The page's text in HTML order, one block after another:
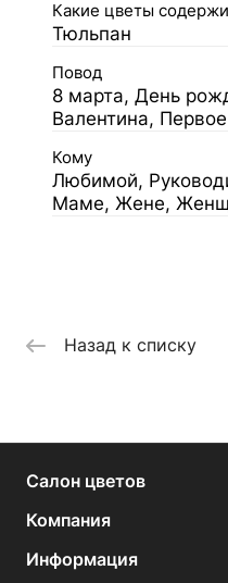
Какие цветы
Тюльпан
Повод
8 марта, День
Валентина,
Кому
Любимой,
Маме, Жене,
Назад к списку
Салон цветов
Компания
Информация